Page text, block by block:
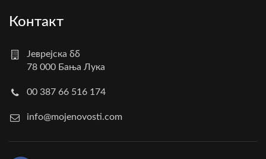
Контакт
Јеврејска бб
78 000 Бања Лука
00 387 66 516 174
info@mojenovosti.com